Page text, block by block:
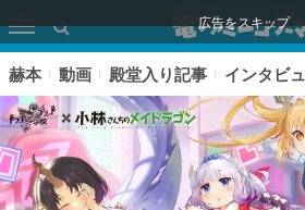
広告をスキップ
赫本 動画 殿堂入り記事 インタビ